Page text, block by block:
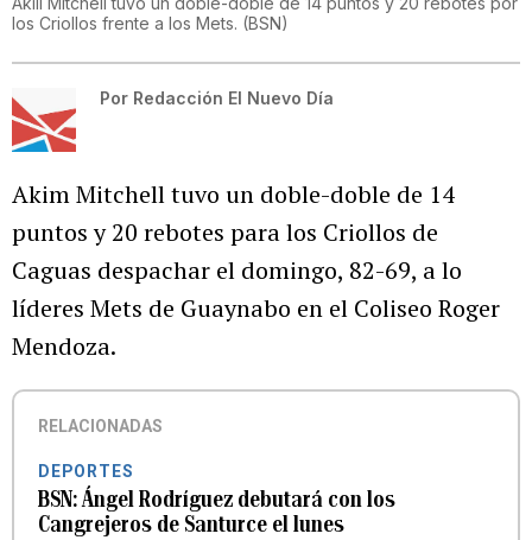
los Criollos frente a los Mets. (BSN)
Por Redacción El Nuevo Día
Akim Mitchell tuvo un doble-doble de 14
puntos y 20 rebotes para los Criollos de
Caguas despachar el domingo, 82-69, a lo
líderes Mets de Guaynabo en el Coliseo Roger
Mendoza.
RELACIONADAS
DEPORTES
BSN: Ángel Rodríguez debutará con los
Cangrejeros de Santurce el lunes